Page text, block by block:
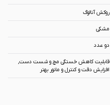
روکش آنالوگ
مشکی
دو عدد
قابلیت کاهش خستگی مچ و شست دست,
افزایش دقت و کنترل و مانور بهتر